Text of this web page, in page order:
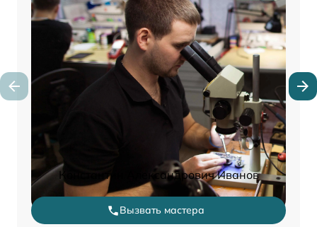
Константин Александрович Иванов
Вызвать мастера